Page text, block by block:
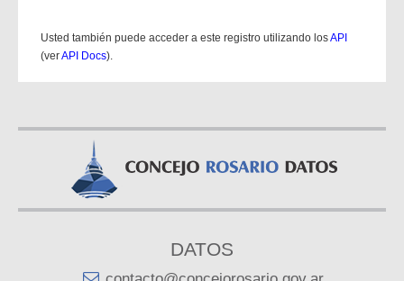
Usted también puede acceder a este registro utilizando losAPI
(verAPI Docs).
DATOS